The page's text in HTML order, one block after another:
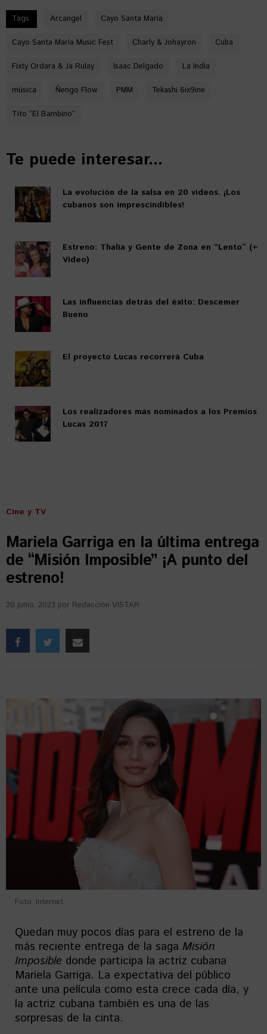
Tags: Arcangel Cayo Santa María
Cayo Santa María Music Fest Charly & Johayron Cuba
Fixty Ordara & Ja Rulay Isaac Delgado La India
música Ñengo Flow PMM Tekashi 6ix9ine
Tito “El Bambino”
Te puede interesar...
La evolución de la salsa en 20 videos. ¡Los
cubanos son imprescindibles!
Estreno: Thalía y Gente de Zona en “Lento” (+
Video)
Las influencias detrás del éxito: Descemer
Bueno
El proyecto Lucas recorrerá Cuba
Los realizadores más nominados a los Premios
Lucas 2017
Cine y TV
Mariela Garriga en la última entrega
de “Misión Imposible” ¡A punto del
estreno!
20 junio, 2023 por Redacción VISTAR
Foto: Internet.
Quedan muy pocos días para el estreno de la
más reciente entrega de la saga Misión
Imposible donde participa la actriz cubana
Mariela Garriga. La expectativa del público
ante una película como esta crece cada día, y
la actriz cubana también es una de las
sorpresas de la cinta.